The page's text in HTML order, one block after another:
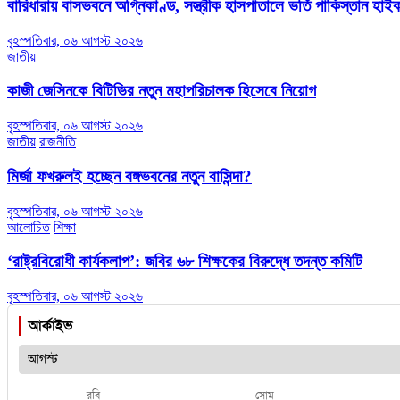
বারিধারায় বাসভবনে অগ্নিকাণ্ড, সস্ত্রীক হাসপাতালে ভর্তি পাকিস্তান
বৃহস্পতিবার, ০৬ আগস্ট ২০২৬
জাতীয়
কাজী জেসিনকে বিটিভির নতুন মহাপরিচালক হিসেবে নিয়োগ
বৃহস্পতিবার, ০৬ আগস্ট ২০২৬
জাতীয় রাজনীতি
মির্জা ফখরুলই হচ্ছেন বঙ্গভবনের নতুন বাসিন্দা?
বৃহস্পতিবার, ০৬ আগস্ট ২০২৬
আলোচিত শিক্ষা
‘রাষ্ট্রবিরোধী কার্যকলাপ’: জবির ৬৮ শিক্ষকের বিরুদ্ধে তদন্ত কমিটি
বৃহস্পতিবার, ০৬ আগস্ট ২০২৬
আর্কাইভ
রবি সোম